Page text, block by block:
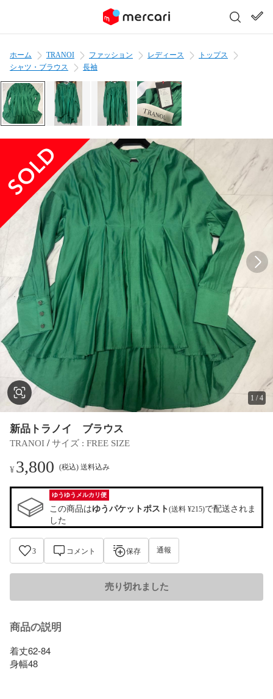
ホーム TRANOI ファッション レディース
トップス
シャツ・ブラウス
長袖
1 /4
新品トラノイ ブラウス
TRANOI / サイズ : FREE SIZE
¥3,800 (税込) 送料込み
ゆうゆうメルカリ便
この商品はゆうパケットポスト(送料 ¥215)で配送されま
した
3 コメント 保存 通報
売り切れました
商品の説明
着丈62-84
身幅48